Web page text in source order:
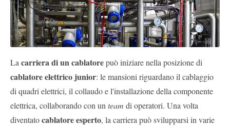
La carriera di un cablatorepuò iniziare nella posizione di
cablatore elettrico junior: le mansioni riguardano il cablaggio
di quadri elettrici, il collaudo e l'installazione della componente
elettrica, collaborando con un team di operatori. Una volta
diventatocablatore esperto, la carriera può svilupparsi in varie